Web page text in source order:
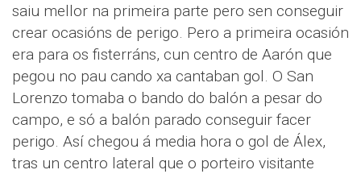
saiu mellor na primeira parte pero sen conseguir
crear ocasións de perigo. Pero a primeira ocasión
era para os fisterráns, cun centro de Aarón que
pegou no pau cando xa cantaban gol. O San
Lorenzo tomaba o bando do balón a pesar do
campo, e só a balón parado conseguir facer
perigo. Así chegou á media hora o gol de Álex,
tras un centro lateral que o porteiro visitante